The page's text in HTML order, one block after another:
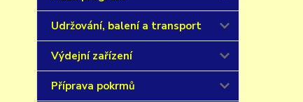
Udržování, balení a transport
Výdejní zařízení
Příprava pokrmů